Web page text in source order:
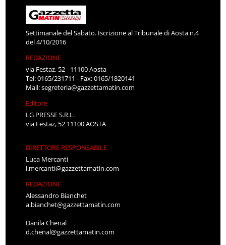
Settimanale del Sabato. Iscrizione al Tribunale di Aosta n.4
del 4/10/2016
REDAZIONE
via Festaz, 52 - 11100 Aosta
Tel: 0165/231711 - Fax: 0165/1820141
Mail:segreteria@gazzettamatin.com
Editore
LG PRESSE S.R.L.
via Festaz, 52 11100 AOSTA
DIRETTORE RESPONSABILE
Luca Mercanti
l.mercanti@gazzettamatin.com
REDAZIONE
Alessandro Bianchet
a.bianchet@gazzettamatin.com
Danila Chenal
d.chenal@gazzettamatin.com